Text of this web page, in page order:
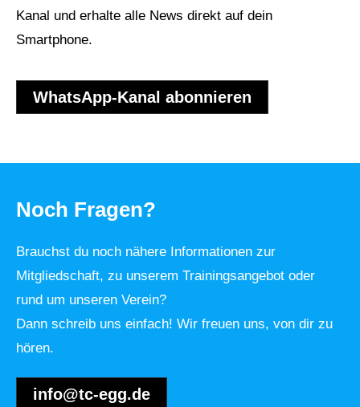
Kanal und erhalte alle News direkt auf dein
Smartphone.
WhatsApp-Kanal abonnieren
Noch Fragen?
Brauchst du noch nähere Informationen zur
Mitgliedschaft, zu unserem Trainingsangebot oder
rund um unseren Verein?
Dann schreib uns einfach! Wir freuen uns, von dir zu
hören.
info@tc-egg.de